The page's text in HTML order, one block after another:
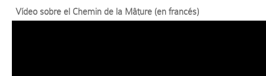
Vídeo sobre el Chemin de la Mâture (en francés)